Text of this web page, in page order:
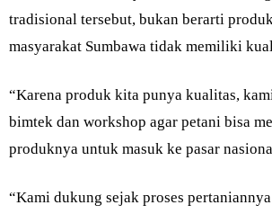
tradisional tersebut, bukan berarti
masyarakat Sumbawa tidak memiliki
“Karena produk kita punya kualitas,
bimtek dan workshop agar petani bisa
produknya untuk masuk ke pasar
“Kami dukung sejak proses